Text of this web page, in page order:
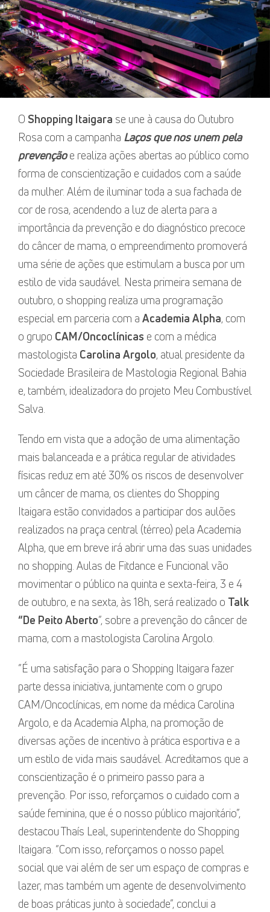
O Shopping Itaigara se une à causa do Outubro
Rosa com a campanha Laços que nos unem pela
prevençãoe realiza ações abertas ao público como
forma de conscientização e cuidados com a saúde
da mulher. Além de iluminar toda a sua fachada de
cor de rosa, acendendo a luz de alerta para a
importância da prevenção e do diagnóstico precoce
do câncer de mama, o empreendimento promoverá
uma série de ações que estimulam a busca por um
estilo de vida saudável. Nesta primeira semana de
outubro, o shopping realiza uma programação
especial em parceria com a Academia Alpha, com
o grupo CAM/Oncoclínicas e com a médica
mastologista Carolina Argolo, atual presidente da
Sociedade Brasileira de Mastologia Regional Bahia
e, também, idealizadora do projeto Meu Combustível
Salva.
Tendo em vista que a adoção de uma alimentação
mais balanceada e a prática regular de atividades
físicas reduz em até 30% os riscos de desenvolver
um câncer de mama, os clientes do Shopping
Itaigara estão convidados a participar dos aulões
realizados na praça central (térreo) pela Academia
Alpha, que em breve irá abrir uma das suas unidades
no shopping. Aulas de Fitdance e Funcional vão
movimentar o público na quinta e sexta-feira, 3 e 4
de outubro, e na sexta, às 18h, será realizado o Talk
“De Peito Aberto“, sobre a prevenção do câncer de
mama, com a mastologista Carolina Argolo.
“É uma satisfação para o Shopping Itaigara fazer
parte dessa iniciativa, juntamente com o grupo
CAM/Oncoclínicas, em nome da médica Carolina
Argolo, e da Academia Alpha, na promoção de
diversas ações de incentivo à prática esportiva e a
um estilo de vida mais saudável. Acreditamos que a
conscientização é o primeiro passo para a
prevenção. Por isso, reforçamos o cuidado com a
saúde feminina, que é o nosso público majoritário”,
destacou Thaís Leal, superintendente do Shopping
Itaigara. “Com isso, reforçamos o nosso papel
social que vai além de ser um espaço de compras e
lazer, mas também um agente de desenvolvimento
de boas práticas junto à sociedade”, conclui a